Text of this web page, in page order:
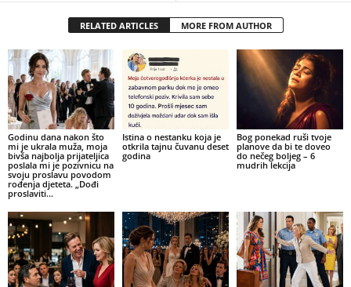
RELATED ARTICLES MORE FROM AUTHOR
Godinu dana nakon što
mi je ukrala muža, moja
bivša najbolja prijateljica
poslala mi je pozivnicu na
svoju proslavu povodom
rođenja djeteta. „Dođi
proslaviti...
Istina o nestanku koja je
otkrila tajnu čuvanu deset
godina
Bog ponekad ruši tvoje
planove da bi te doveo
do nečeg boljeg – 6
mudrih lekcija